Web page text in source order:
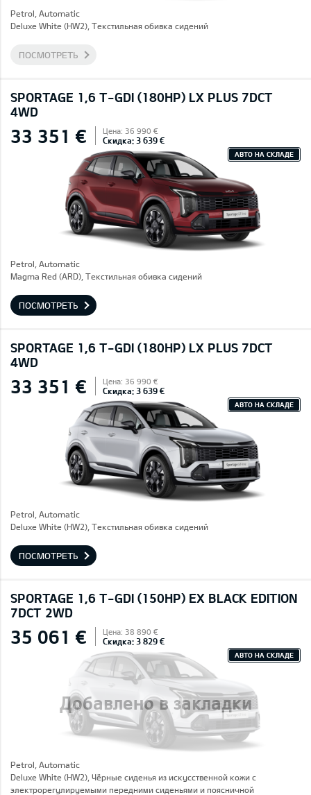
Petrol, Automatic
Deluxe White (HW2), Текстильная обивка сидений
ПОСМОТРЕТЬ
SPORTAGE 1,6 T-GDI (180HP) LX PLUS 7DCT
4WD
33 351 € Цена: 36 990 €
Скидка: 3 639 €
АВТО НА СКЛАДЕ
Petrol, Automatic
Magma Red (ARD), Текстильная обивка сидений
ПОСМОТРЕТЬ
SPORTAGE 1,6 T-GDI (180HP) LX PLUS 7DCT
4WD
33 351 € Цена: 36 990 €
Скидка: 3 639 €
АВТО НА СКЛАДЕ
Petrol, Automatic
Deluxe White (HW2), Текстильная обивка сидений
ПОСМОТРЕТЬ
SPORTAGE 1,6 T-GDI (150HP) EX BLACK EDITION
7DCT 2WD
Добавлено в закладки
35 061 € Цена: 38 890 €
Скидка: 3 829 €
АВТО НА СКЛАДЕ
Petrol, Automatic
Deluxe White (HW2), Чёрные сиденья из искусственной кожи с
электрорегулируемыми передними сиденьями и поясничной